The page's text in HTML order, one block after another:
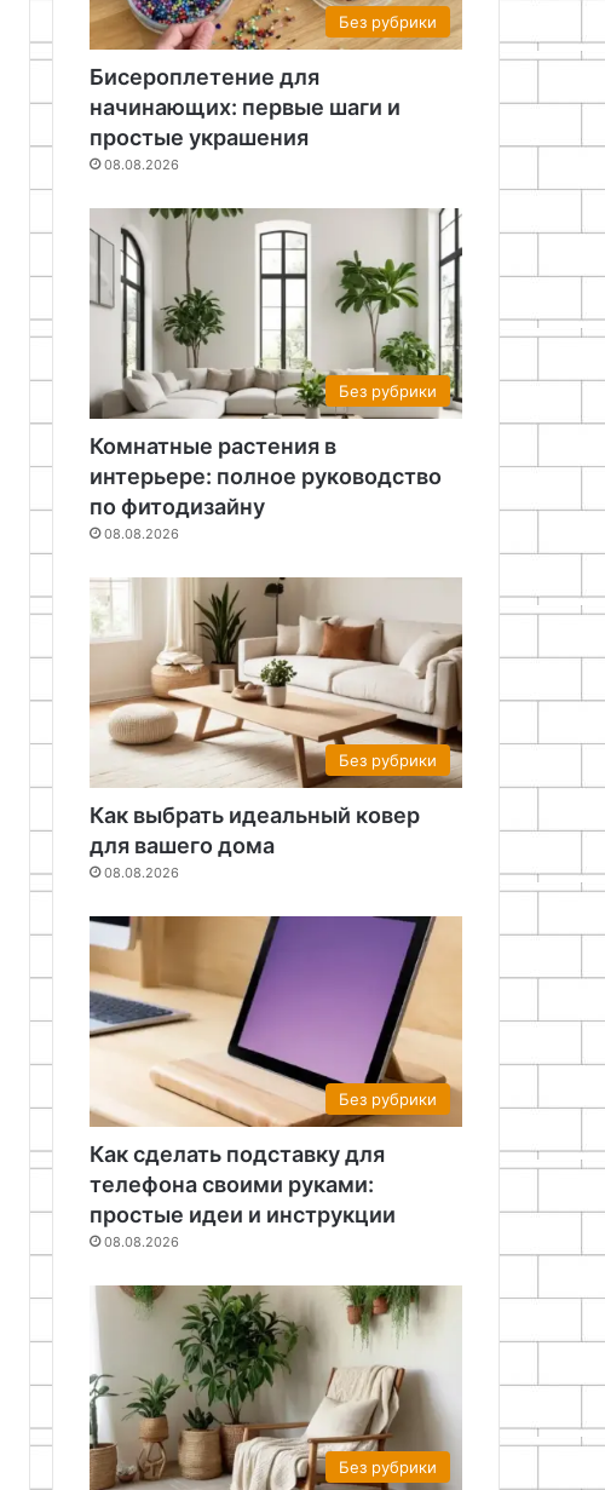
Без рубрики
Бисероплетение для
начинающих: первые шаги и
простые украшения
08.08.2026
Без рубрики
Комнатные растения в
интерьере: полное руководство
по фитодизайну
08.08.2026
Без рубрики
Как выбрать идеальный ковер
для вашего дома
08.08.2026
Без рубрики
Как сделать подставку для
телефона своими руками:
простые идеи и инструкции
08.08.2026
Без рубрики